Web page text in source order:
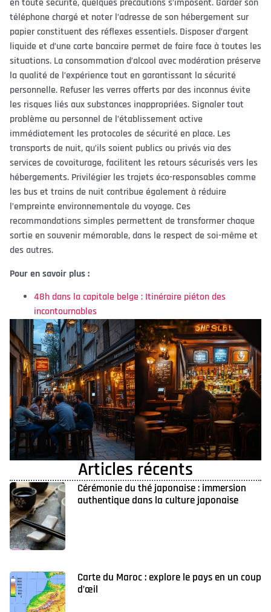
en toute sécurité, quelques précautions s’imposent. Garder son
téléphone chargé et noter l’adresse de son hébergement sur
papier constituent des réflexes essentiels. Disposer d’argent
liquide et d’une carte bancaire permet de faire face à toutes les
situations. La consommation d’alcool avec modération préserve
la qualité de l’expérience tout en garantissant la sécurité
personnelle. Refuser les verres offerts par des inconnus évite
les risques liés aux substances inappropriées. Signaler tout
problème au personnel de l’établissement active
immédiatement les protocoles de sécurité en place. Les
transports de nuit, qu’ils soient publics ou privés via des
services de covoiturage, facilitent les retours sécurisés vers les
hébergements. Privilégier les trajets éco-responsables comme
les bus et trains de nuit contribue également à réduire
l’empreinte environnementale du voyage. Ces
recommandations simples permettent de transformer chaque
sortie en souvenir mémorable, dans le respect de soi-même et
des autres.
Pour en savoir plus :
48h dans la capitale belge : Itinéraire piéton des
incontournables
Articles récents
Cérémonie du thé japonaise : immersion
authentique dans la culture japonaise
Carte du Maroc : explore le pays en un coup
d’œil